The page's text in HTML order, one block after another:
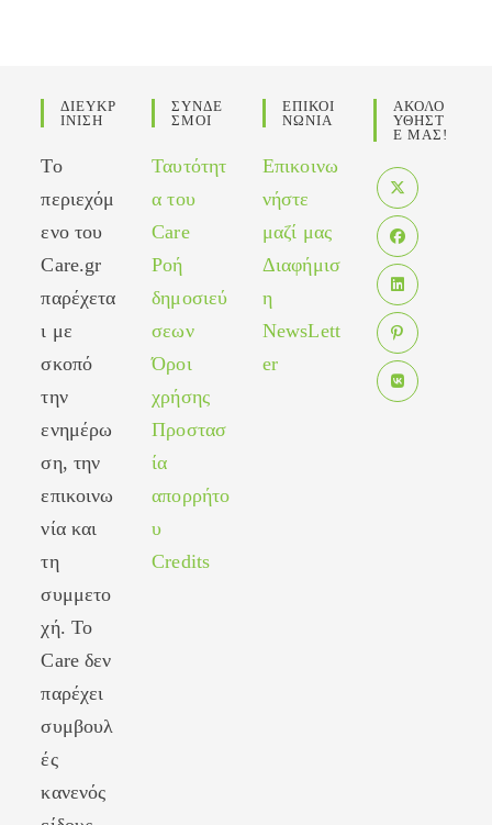
ΔΙΕΥΚΡ
ΙΝΙΣΗ
Το
περιεχόμ
ενο του
Care.gr
παρέχετα
ι με
σκοπό
την
ενημέρω
ση, την
επικοινω
νία και
τη
συμμετο
χή. Το
Care δεν
παρέχει
συμβουλ
ές
κανενός
ΣΥΝΔΕ
ΣΜΟΙ
Ταυτότητ
α του
Care
Ροή
δημοσιεύ
σεων
Όροι
χρήσης
Προστασ
ία
απορρήτο
υ
Credits
ΕΠΙΚΟΙ
ΝΩΝΙΑ
Επικοινω
νήστε
μαζί μας
Διαφήμισ
η
NewsLett
er
ΑΚΟΛΟ
ΥΘΗΣΤ
Ε ΜΑΣ!
Opens
in
a
new
tab
Opens
in
a
new
tab
Opens
in
a
new
Opens
in